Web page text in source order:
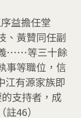
、黃贊同任副
……等三十餘
事等職位，信
江有源家族即
支持者，成
46）